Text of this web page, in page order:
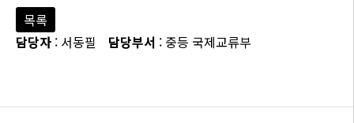
목록
담당자 : 서동필 담당부서 : 중등 국제교류부